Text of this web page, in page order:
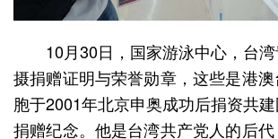
10月30日，国家游泳中心，台
摄捐赠证明与荣誉勋章，这些是港
胞于2001年北京申奥成功后捐资共
捐赠纪念。他是台湾共产党人的后